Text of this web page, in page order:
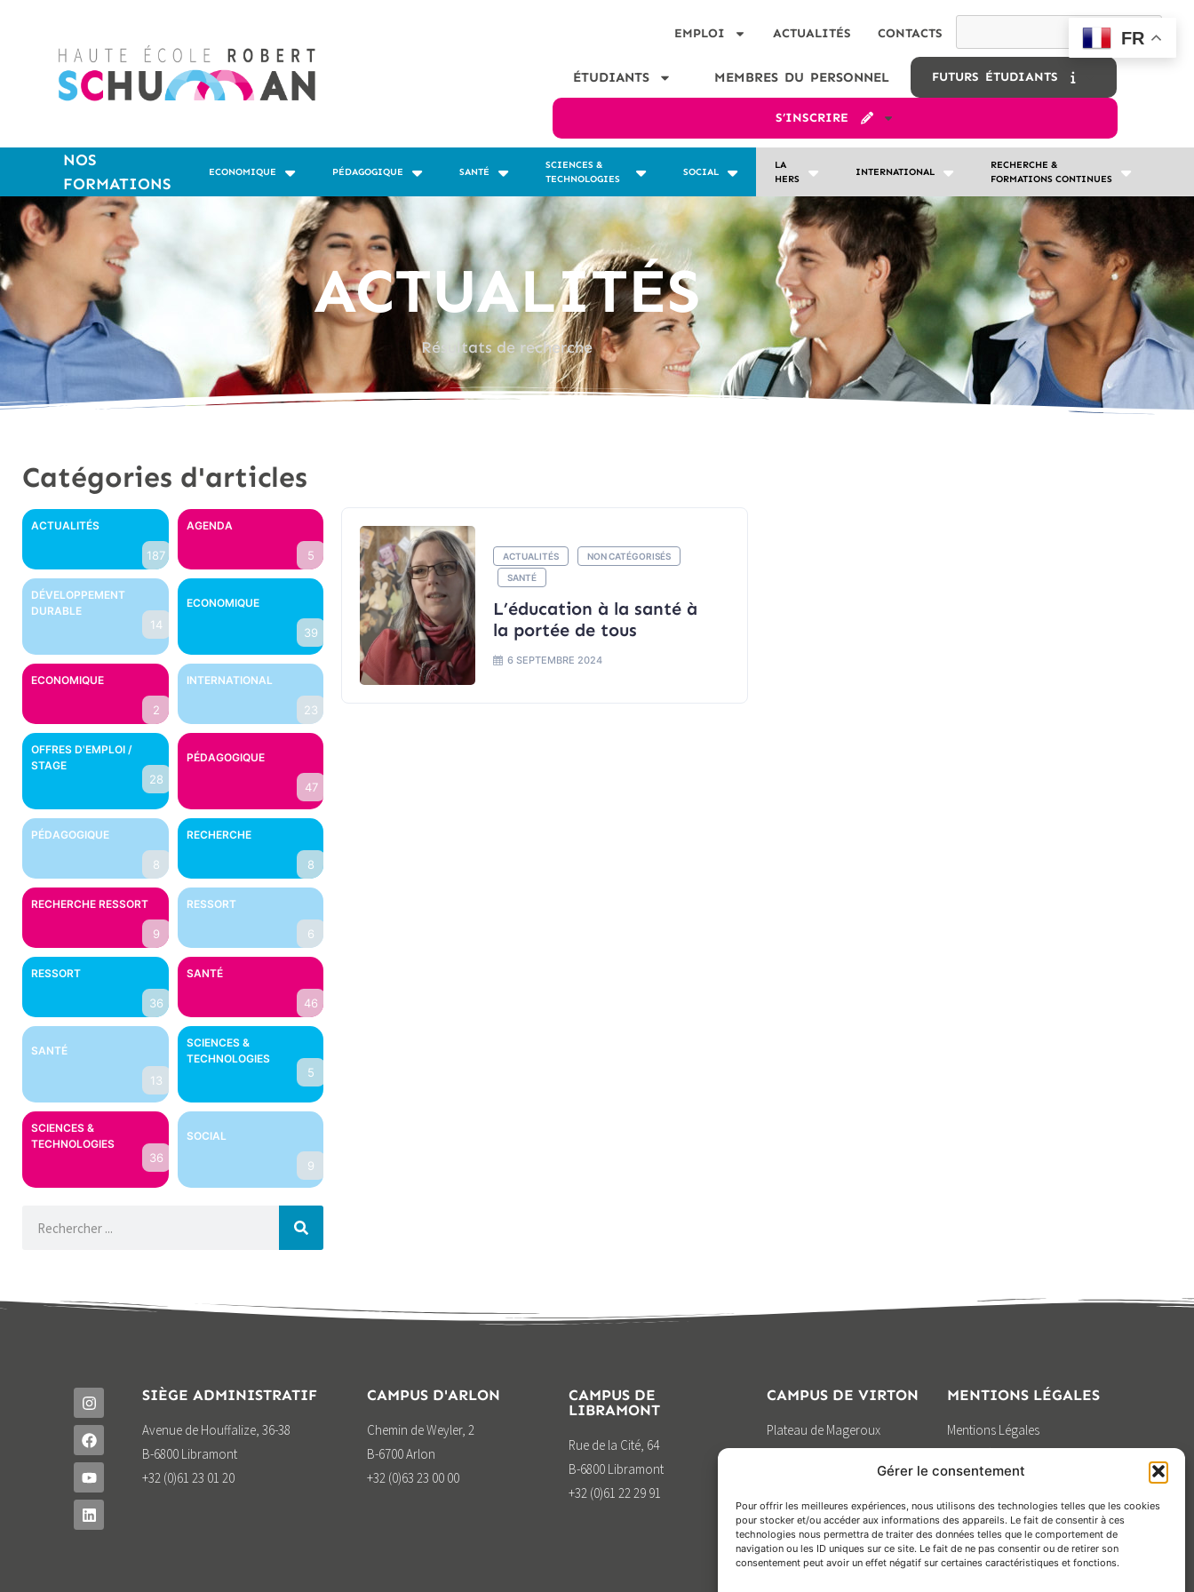
Gérer le consentement
Pour offrir les meilleures expériences, nous utilisons des technologies telles que les cookies
pour stocker et/ou accéder aux informations des appareils. Le fait de consentir à ces
technologies nous permettra de traiter des données telles que le comportement de
navigation ou les ID uniques sur ce site. Le fait de ne pas consentir ou de retirer son
consentement peut avoir un effet négatif sur certaines caractéristiques et fonctions.
EMPLOI ACTUALITÉS CONTACTS
ÉTUDIANTS MEMBRES DU PERSONNEL FUTURS ÉTUDIANTS
S’INSCRIRE
NOS
FORMATIONS
ECONOMIQUE PÉDAGOGIQUE SANTÉ
SCIENCES &
TECHNOLOGIES
SOCIAL
LA
HERS
INTERNATIONAL
RECHERCHE &
FORMATIONS CONTINUES
ACTUALITÉS
Résultats de recherche
Catégories d'articles
ACTUALITÉS
187
AGENDA
5
DÉVELOPPEMENT
DURABLE
14
ECONOMIQUE
39
ECONOMIQUE
2
INTERNATIONAL
23
OFFRES D'EMPLOI /
STAGE
28
PÉDAGOGIQUE
47
PÉDAGOGIQUE
8
RECHERCHE
8
RECHERCHE RESSORT
9
RESSORT
6
RESSORT
36
SANTÉ
46
SANTÉ
13
SCIENCES &
TECHNOLOGIES
5
SCIENCES &
TECHNOLOGIES
36
SOCIAL
9
ACTUALITÉS
NON CATÉGORISÉS
SANTÉ
L’éducation à la santé à
la portée de tous
6 SEPTEMBRE 2024
SIÈGE ADMINISTRATIF
Avenue de Houffalize, 36-38
B-6800 Libramont
+32 (0)61 23 01 20
CAMPUS D'ARLON
Chemin de Weyler, 2
B-6700 Arlon
+32 (0)63 23 00 00
CAMPUS DE
LIBRAMONT
Rue de la Cité, 64
B-6800 Libramont
+32 (0)61 22 29 91
CAMPUS DE VIRTON
Plateau de Mageroux
B-6760 Virton
MENTIONS LÉGALES
Mentions Légales
Vie privée
Gestion des Cookies
Design by
BOOSTCOMMUNICATION
FR